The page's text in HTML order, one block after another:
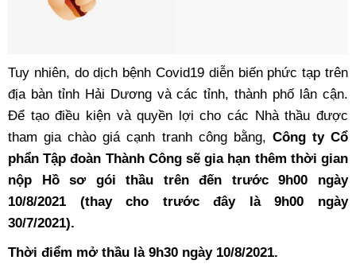
Tuy nhiên, do dịch bệnh Covid19 diễn biến phức tạp trên
địa bàn tỉnh Hải Dương và các tỉnh, thành phố lân cận.
Để tạo điều kiện và quyền lợi cho các Nhà thầu được
tham gia chào giá cạnh tranh công bằng, Công ty Cổ
phẩn Tập đoàn Thành Công sẽ gia hạn thêm thời gian
nộp Hồ sơ gói thầu trên đến trước 9h00 ngày
10/8/2021 (thay cho trước đây là 9h00 ngày
30/7/2021).
Thời điểm mở thầu là 9h30 ngày 10/8/2021.